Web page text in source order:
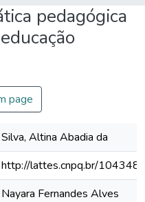
pedagógica
page
Silva, Altina Abadia da
http://lattes.cnpq.br/
Nayara Fernandes Alves